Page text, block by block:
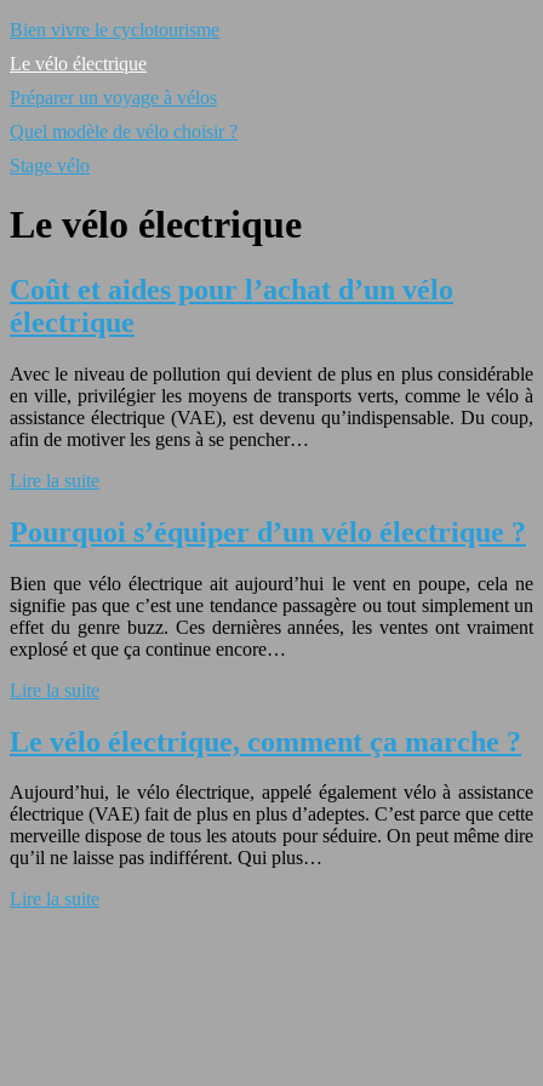
Bien vivre le cyclotourisme
Le vélo électrique
Préparer un voyage à vélos
Quel modèle de vélo choisir ?
Stage vélo
Le vélo électrique
Coût et aides pour l’achat d’un vélo
électrique
Avec le niveau de pollution qui devient de plus en plus considérable
en ville, privilégier les moyens de transports verts, comme le vélo à
assistance électrique (VAE), est devenu qu’indispensable. Du coup,
afin de motiver les gens à se pencher…
Lire la suite
Pourquoi s’équiper d’un vélo électrique ?
Bien que vélo électrique ait aujourd’hui le vent en poupe, cela ne
signifie pas que c’est une tendance passagère ou tout simplement un
effet du genre buzz. Ces dernières années, les ventes ont vraiment
explosé et que ça continue encore…
Lire la suite
Le vélo électrique, comment ça marche ?
Aujourd’hui, le vélo électrique, appelé également vélo à assistance
électrique (VAE) fait de plus en plus d’adeptes. C’est parce que cette
merveille dispose de tous les atouts pour séduire. On peut même dire
qu’il ne laisse pas indifférent. Qui plus…
Lire la suite